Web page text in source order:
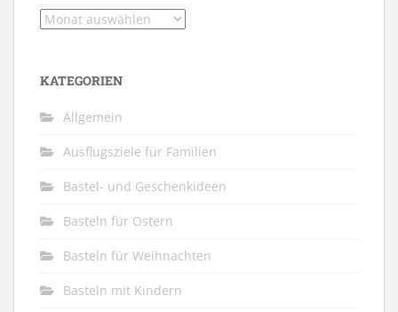
Archiv
KATEGORIEN
Allgemein
Ausflugsziele für Familien
Bastel- und Geschenkideen
Basteln für Ostern
Basteln für Weihnachten
Basteln mit Kindern